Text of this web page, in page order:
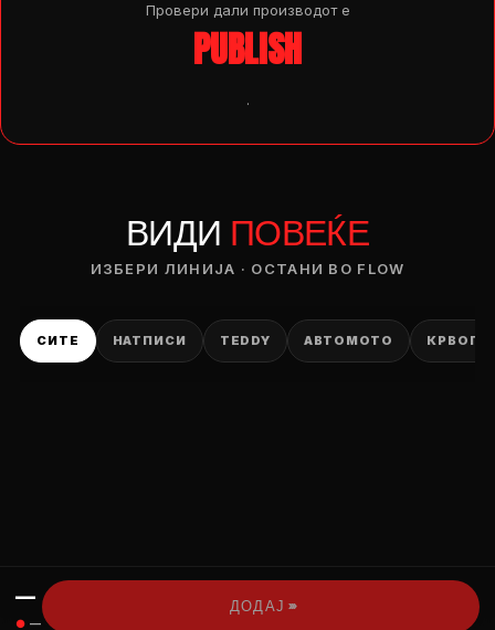
Провери дали производот e
PUBLISH
.
ВИДИ ПОВЕЌЕ
ИЗБЕРИ ЛИНИЈА · ОСТАНИ ВО FLOW
СИТЕ НАТПИСИ TEDDY АВТОМОТО
—
● —
ДОДАЈ ›››